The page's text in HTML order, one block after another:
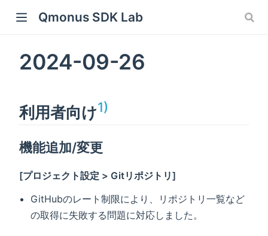
Qmonus SDK Lab
2024-09-26
利用者向け1)
機能追加/変更
[プロジェクト設定 > Gitリポジトリ]
GitHubのレート制限により、リポジトリ一覧など
の取得に失敗する問題に対応しました。